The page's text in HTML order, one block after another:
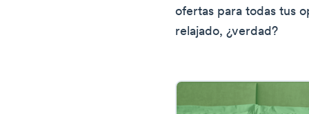
ofertas para todas tus
relajado, ¿verdad?